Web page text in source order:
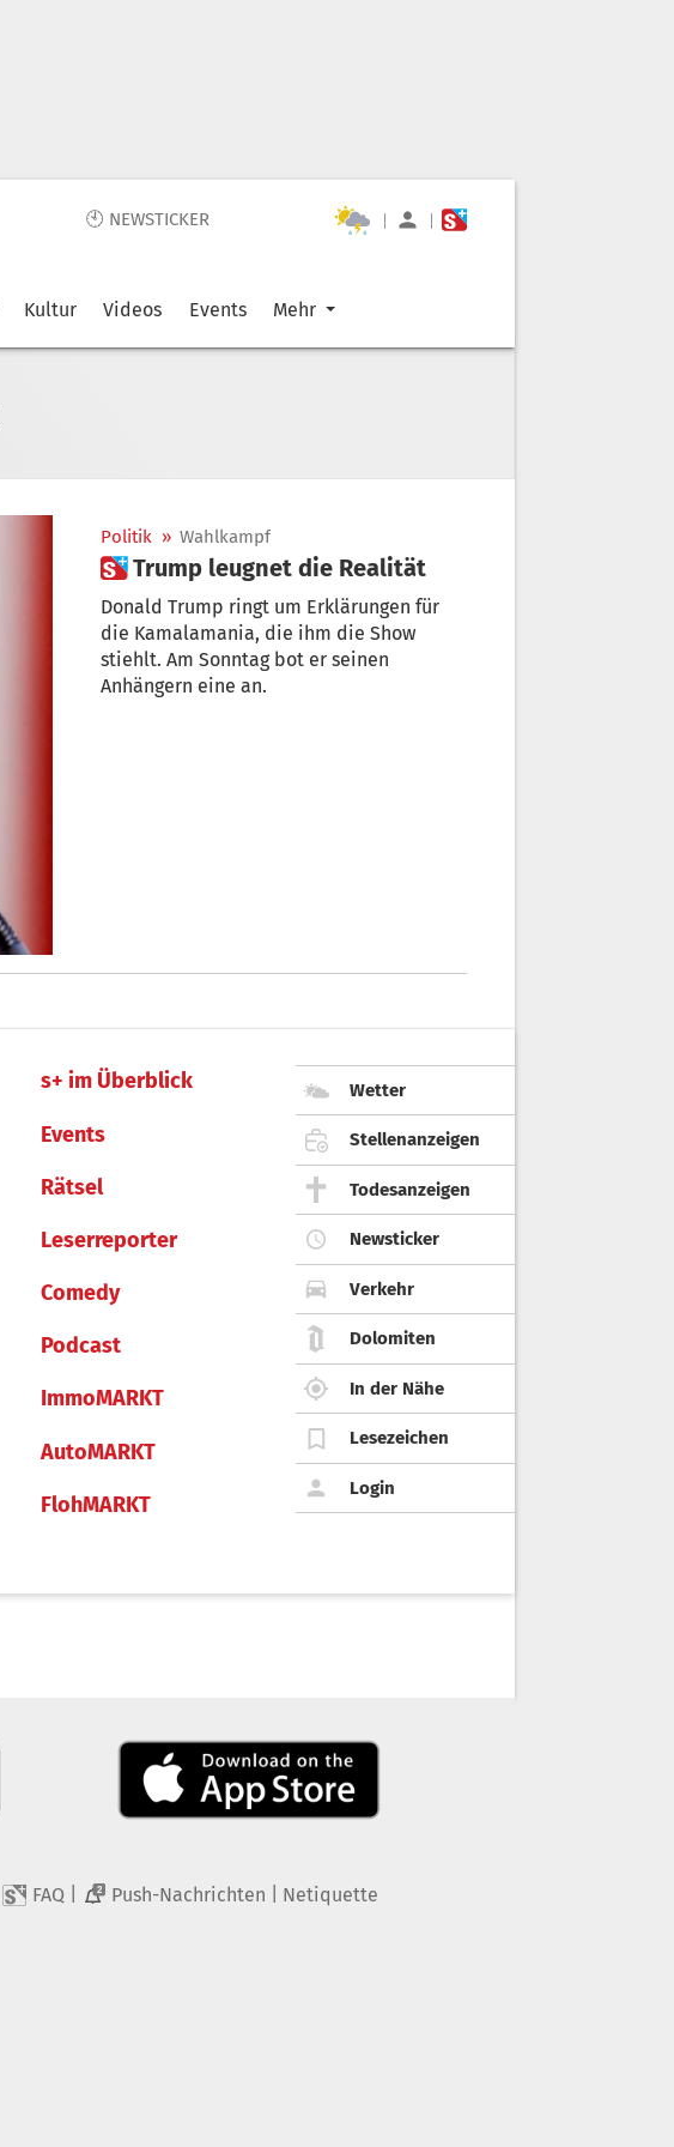
🕙 NEWSTICKER | |
Kultur Videos Events Mehr
Politik » Wahlkampf
 Trump leugnet die Realität
Donald Trump ringt um Erklärungen für
die Kamalamania, die ihm die Show
stiehlt. Am Sonntag bot er seinen
Anhängern eine an.
s+ im Überblick
Events
Rätsel
Leserreporter
Comedy
Podcast
ImmoMARKT
AutoMARKT
FlohMARKT
Wetter
Stellenanzeigen
Todesanzeigen
Newsticker
Verkehr
Dolomiten
In der Nähe
Lesezeichen
Login
FAQ 2 Push-Nachrichten Netiquette